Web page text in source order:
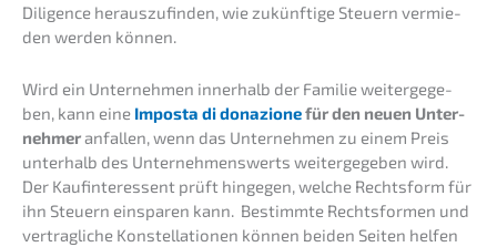
Diligence heraus­zu­fin­den, wie zukünf­ti­ge Steuern vermie­
den werden können.
Wird ein Unter­neh­men inner­halb der Familie weiter­ge­ge­
ben, kann eine Impos­ta di donazio­nefür den neuen Unter­
neh­meranfal­len, wenn das Unter­neh­men zu einem Preis
unter­halb des Unter­neh­mens­werts weiter­ge­ge­ben wird.
Der Kaufin­ter­es­sent prüft hinge­gen, welche Rechts­form für
ihn Steuern einspa­ren kann. Bestimm­te Rechts­for­men und
vertrag­li­che Konstel­la­tio­nen können beiden Seiten helfen